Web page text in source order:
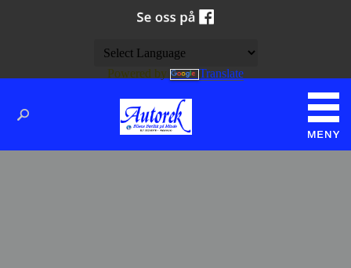
Powered by Translate